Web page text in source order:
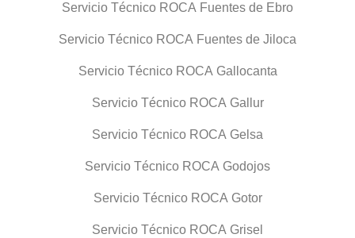
Servicio Técnico ROCA Fuentes de Ebro
Servicio Técnico ROCA Fuentes de Jiloca
Servicio Técnico ROCA Gallocanta
Servicio Técnico ROCA Gallur
Servicio Técnico ROCA Gelsa
Servicio Técnico ROCA Godojos
Servicio Técnico ROCA Gotor
Servicio Técnico ROCA Grisel